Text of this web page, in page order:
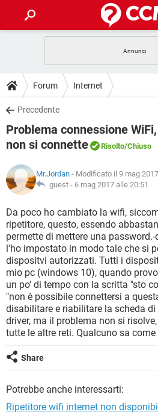
INTRATTENIMENTO
iOS
INSTAGRAM
TIKTOK
HARDWARE
GUIDE
COVID-19
iOS
TIKTOK
DOWNLOAD
COVID-19
INTRATTENIMENTO
iOS
INSTAGRAM
TIKTOK
HARDWARE
FORUM
INTRATTENIMENTO
INSTAGRAM
TIKTOK
HARDWARE
GLOSSARIO
COVID-19
INTRATTENIMENTO
iOS
INSTAGRAM
TIKTOK
HARDWARE
Forum Internet
Precedente
Problema connessione
non si connette
Risolto/Chiuso
Mr.Jordan - Modificato il 9 mag
guest - 6 mag 2017 alle 20:51
Da poco ho cambiato la wifi,
ripetitore, questo, essendo
permette di mettere una
l'ho impostato in modo tale che si
dispositvi autorizzati. Tutti i
mio pc (windows 10), quando
un po' di tempo con la scritta "sto
"non è possibile connettersi a
disabilitare e riabilitare la scheda
driver, ma il problema non si
tutte le altre reti. Qualcuno sa
Share
Potrebbe anche interessarti:
Ripetitore wifi internet non